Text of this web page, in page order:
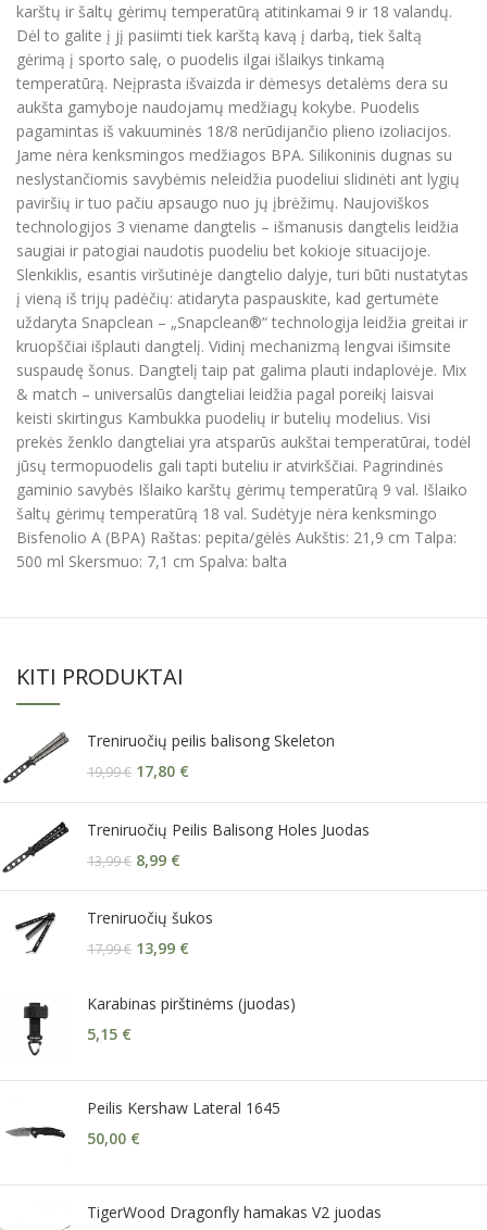
karštų ir šaltų gėrimų temperatūrą atitinkamai 9 ir 18 valandų.
Dėl to galite į jį pasiimti tiek karštą kavą į darbą, tiek šaltą
gėrimą į sporto salę, o puodelis ilgai išlaikys tinkamą
temperatūrą. Neįprasta išvaizda ir dėmesys detalėms dera su
aukšta gamyboje naudojamų medžiagų kokybe. Puodelis
pagamintas iš vakuuminės 18/8 nerūdijančio plieno izoliacijos.
Jame nėra kenksmingos medžiagos BPA. Silikoninis dugnas su
neslystančiomis savybėmis neleidžia puodeliui slidinėti ant lygių
paviršių ir tuo pačiu apsaugo nuo jų įbrėžimų. Naujoviškos
technologijos 3 viename dangtelis – išmanusis dangtelis leidžia
saugiai ir patogiai naudotis puodeliu bet kokioje situacijoje.
Slenkiklis, esantis viršutinėje dangtelio dalyje, turi būti nustatytas
į vieną iš trijų padėčių: atidaryta paspauskite, kad gertumėte
uždaryta Snapclean – „Snapclean®“ technologija leidžia greitai ir
kruopščiai išplauti dangtelį. Vidinį mechanizmą lengvai išimsite
suspaudę šonus. Dangtelį taip pat galima plauti indaplovėje. Mix
& match – universalūs dangteliai leidžia pagal poreikį laisvai
keisti skirtingus Kambukka puodelių ir butelių modelius. Visi
prekės ženklo dangteliai yra atsparūs aukštai temperatūrai, todėl
jūsų termopuodelis gali tapti buteliu ir atvirkščiai. Pagrindinės
gaminio savybės Išlaiko karštų gėrimų temperatūrą 9 val. Išlaiko
šaltų gėrimų temperatūrą 18 val. Sudėtyje nėra kenksmingo
Bisfenolio A (BPA) Raštas: pepita/gėlės Aukštis: 21,9 cm Talpa:
500 ml Skersmuo: 7,1 cm Spalva: balta
KITI PRODUKTAI
Treniruočių peilis balisong Skeleton
19,99€ 17,80 €
Treniruočių Peilis Balisong Holes Juodas
13,99€ 8,99 €
Treniruočių šukos
17,99€ 13,99 €
Karabinas pirštinėms (juodas)
5,15 €
Peilis Kershaw Lateral 1645
50,00 €
TigerWood Dragonfly hamakas V2 juodas